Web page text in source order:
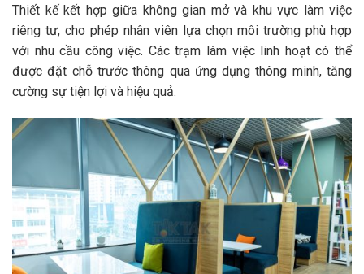
Thiết kế kết hợp giữa không gian mở và khu vực làm việc
riêng tư, cho phép nhân viên lựa chọn môi trường phù hợp
với nhu cầu công việc. Các trạm làm việc linh hoạt có thể
được đặt chỗ trước thông qua ứng dụng thông minh, tăng
cường sự tiện lợi và hiệu quả.​